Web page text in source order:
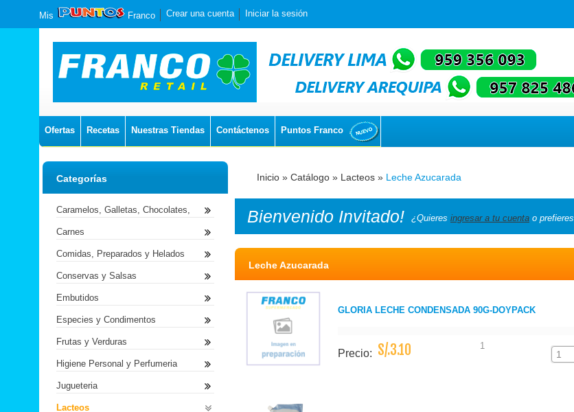
Mis Franco Crear una cuenta Iniciar la sesión
Ofertas Recetas Nuestras Tiendas Contáctenos Puntos Franco
Inicio » Catálogo » Lacteos » Leche Azucarada
Bienvenido Invitado! ¿Quieres ingresar a tu cuenta o prefieres
Leche Azucarada
GLORIA LECHE CONDENSADA 90G-DOYPACK
Precio: S/.3.10 1
Categorías
Caramelos, Galletas, Chocolates,
Carnes
Comidas, Preparados y Helados
Conservas y Salsas
Embutidos
Especies y Condimentos
Frutas y Verduras
Higiene Personal y Perfumeria
Jugueteria
Lacteos